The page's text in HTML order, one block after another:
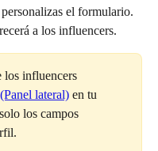
el formulario.
a los influencers.
los influencers
(Panel lateral) en tu
los campos